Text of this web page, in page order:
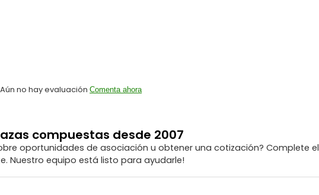
Aún no hay evaluaciónComenta ahora
compuestas desde 2007
oportunidades de asociación u obtener una cotización? Complete el
Nuestro equipo está listo para ayudarle!